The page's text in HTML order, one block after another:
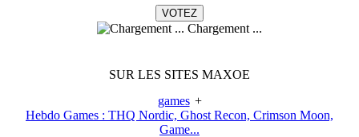
Chargement ...
SUR LES SITES MAXOE
games +
Hebdo Games : THQ Nordic, Ghost Recon, Crimson Moon,
Game...